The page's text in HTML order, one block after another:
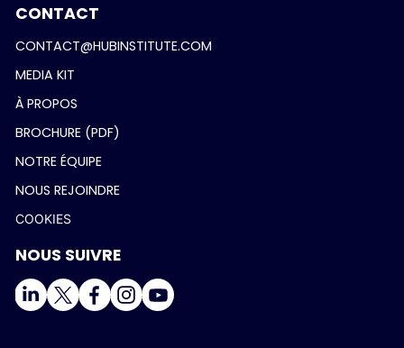
CONTACT
CONTACT@HUBINSTITUTE.COM
MEDIA KIT
À PROPOS
BROCHURE (PDF)
NOTRE ÉQUIPE
NOUS REJOINDRE
COOKIES
NOUS SUIVRE